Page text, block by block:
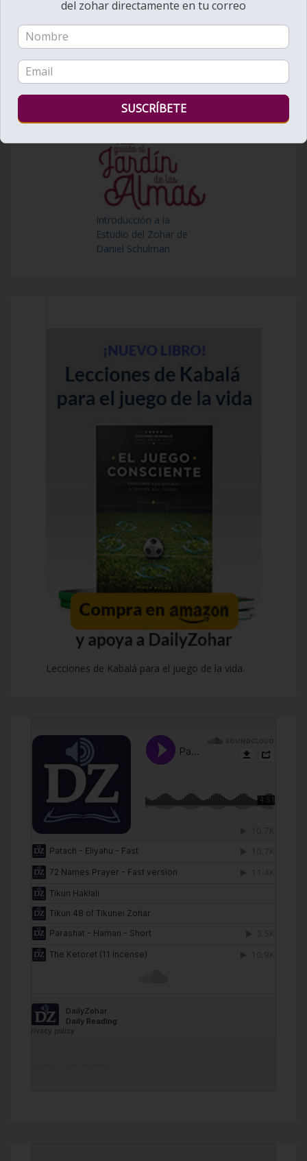
Introducción a la
Estudio del Zohar de
Daniel Schulman
Lecciones de Kabalá para el juego de la vida.
del zohar directamente en tu correo